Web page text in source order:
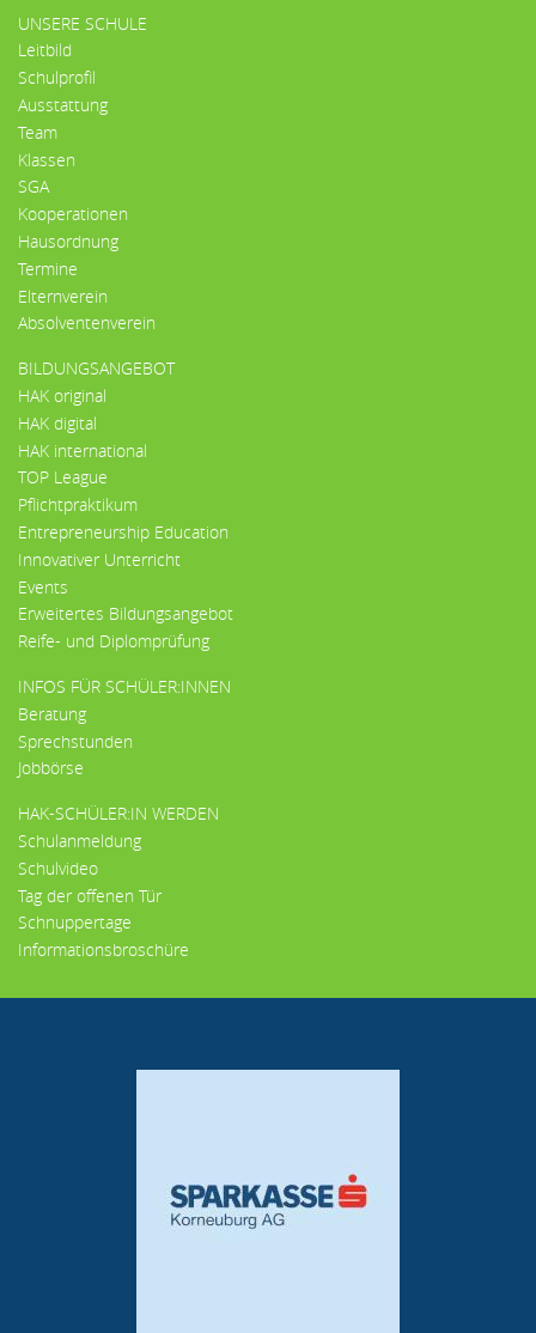
UNSERE SCHULE
Leitbild
Schulprofil
Ausstattung
Team
Klassen
SGA
Kooperationen
Hausordnung
Termine
Elternverein
Absolventenverein
BILDUNGSANGEBOT
HAK original
HAK digital
HAK international
TOP League
Pflichtpraktikum
Entrepreneurship Education
Innovativer Unterricht
Events
Erweitertes Bildungsangebot
Reife- und Diplomprüfung
INFOS FÜR SCHÜLER:INNEN
Beratung
Sprechstunden
Jobbörse
HAK-SCHÜLER:IN WERDEN
Schulanmeldung
Schulvideo
Tag der offenen Tür
Schnuppertage
Informationsbroschüre